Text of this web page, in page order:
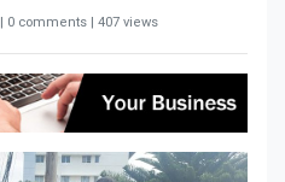
| 0 comments | 407 views